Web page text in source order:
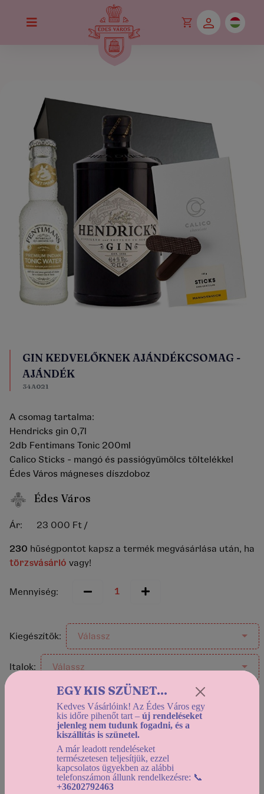
GIN KEDVELŐKNEK AJÁNDÉKCSOMAG -
AJÁNDÉK
34A021
A csomag tartalma:
Hendricks gin 0,7l
2db Fentimans Tonic 200ml
Calico Sticks - mangó és passiógyümölcs töltelékkel
Édes Város mágneses díszdoboz
Édes Város
Ár: 23 000 Ft /
230 hűségpontot kapsz a termék megvásárlása után, ha
törzsvásárló vagy!
Mennyiség:
Kiegészítők: Válassz
Italok: Válassz
Helyszíni átvétel:
Holnap (2026-08-08) 12:30-tól
Házhozszállítás:
Holnap (2026-08-08) 12:30-tól
Használd adátumszűrőt , az elérhető kínálat
megtekintéséhez!
EGY KIS SZÜNET...
Kedves Vásárlóink! Az Édes Város egy
kis időre pihenőt tart – új rendeléseket
jelenleg nem tudunk fogadni, és a
kiszállítás is szünetel.
A már leadott rendeléseket
természetesen teljesítjük, ezzel
kapcsolatos ügyekben az alábbi
telefonszámon állunk rendelkezésre: 📞
+36202792463